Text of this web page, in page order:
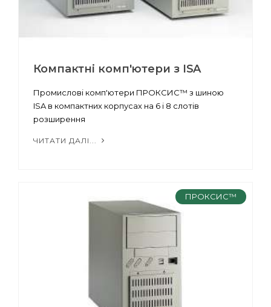
Компактні комп'ютери з ISA
Промислові комп'ютери ПРОКСИС™ з шиною
ISA в компактних корпусах на 6 і 8 слотів
розширення
ЧИТАТИ ДАЛІ...
ПРОКСИС™